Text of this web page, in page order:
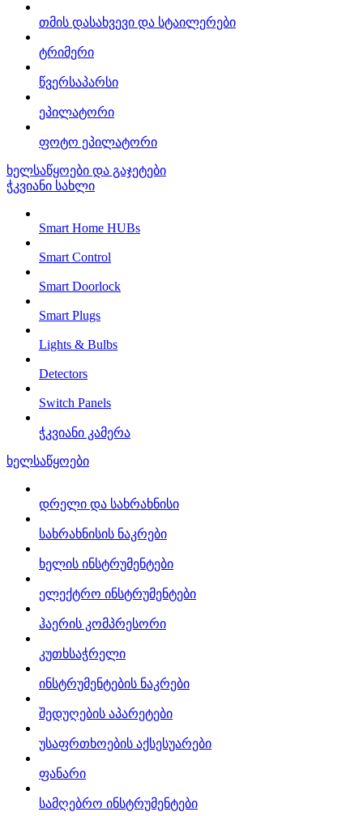
თმის დასახვევი და სტაილერები
ტრიმერი
წვერსაპარსი
ეპილატორი
ფოტო ეპილატორი
ხელსაწყოები და გაჯეტები
ჭკვიანი სახლი
Smart Home HUBs
Smart Control
Smart Doorlock
Smart Plugs
Lights & Bulbs
Detectors
Switch Panels
ჭკვიანი კამერა
ხელსაწყოები
დრელი და სახრახნისი
სახრახნისის ნაკრები
ხელის ინსტრუმენტები
ელექტრო ინსტრუმენტები
ჰაერის კომპრესორი
კუთხსაჭრელი
ინსტრუმენტების ნაკრები
შედუღების აპარეტები
უსაფრთხოების აქსესუარები
ფანარი
სამღებრო ინსტრუმენტები